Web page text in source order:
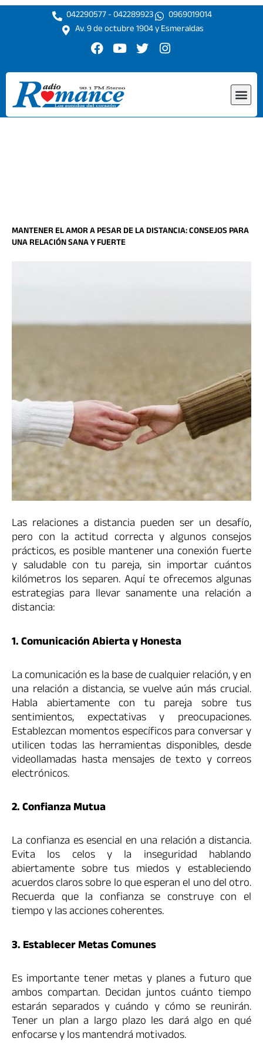
Ir
042290577 - 042289923
0969019014
Av. 9 de octubre 1904 y Esmeraldas
F
c
e
b
o
o
Y
u
t
u
b
e
T
i
r
I
s
r
MANTENER EL AMOR A PESAR DE LA DISTANCIA: CONSEJOS PARA
UNA RELACIÓN SANA Y FUERTE
Las relaciones a distancia pueden ser un desafío,
pero con la actitud correcta y algunos consejos
prácticos, es posible mantener una conexión fuerte
y saludable con tu pareja, sin importar cuántos
kilómetros los separen. Aquí te ofrecemos algunas
estrategias para llevar sanamente una relación a
distancia:
1. Comunicación Abierta y Honesta
La comunicación es la base de cualquier relación, y en
una relación a distancia, se vuelve aún más crucial.
Habla abiertamente con tu pareja sobre tus
sentimientos, expectativas y preocupaciones.
Establezcan momentos específicos para conversar y
utilicen todas las herramientas disponibles, desde
videollamadas hasta mensajes de texto y correos
electrónicos.
2. Confianza Mutua
La confianza es esencial en una relación a distancia.
Evita los celos y la inseguridad hablando
abiertamente sobre tus miedos y estableciendo
acuerdos claros sobre lo que esperan el uno del otro.
Recuerda que la confianza se construye con el
tiempo y las acciones coherentes.
3. Establecer Metas Comunes
Es importante tener metas y planes a futuro que
ambos compartan. Decidan juntos cuánto tiempo
estarán separados y cuándo y cómo se reunirán.
Tener un plan a largo plazo les dará algo en qué
enfocarse y los mantendrá motivados.